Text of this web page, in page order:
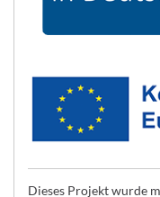
Dieses Projekt wurde